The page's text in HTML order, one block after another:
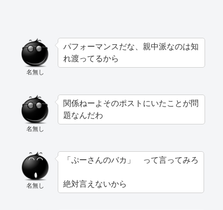
名無し
パフォーマンスだな、親中派なのは知
れ渡ってるから
名無し
関係ねーよそのポストにいたことが問
題なんだわ
名無し
「ぷーさんのバカ」 って言ってみろ
絶対言えないから